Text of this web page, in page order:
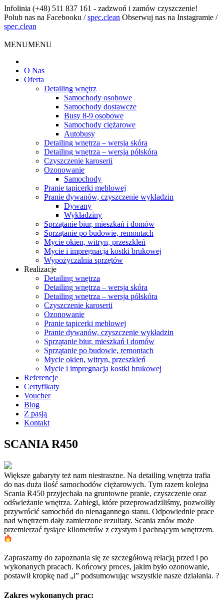
Infolinia (+48) 511 837 161 - zadzwoń i zamów czyszczenie!
Polub nas na Facebooku /spec.clean Obserwuj nas na Instagramie /
spec.clean
MENUMENU
O Nas
Oferta
Detailing wnętrz
Samochody osobowe
Samochody dostawcze
Busy 8-9 osobowe
Samochody ciężarowe
Autobusy
Detailing wnętrza – wersja skóra
Detailing wnętrza – wersja półskóra
Czyszczenie karoserii
Ozonowanie
Samochody
Pranie tapicerki meblowej
Pranie dywanów, czyszczenie wykładzin
Dywany
Wykładziny
Sprzątanie biur, mieszkań i domów
Sprzątanie po budowie, remontach
Mycie okien, witryn, przeszkleń
Mycie i impregnacja kostki brukowej
Wypożyczalnia sprzętów
Realizacje
Detailing wnętrza
Detailing wnętrza – wersja skóra
Detailing wnętrza – wersja półskóra
Czyszczenie karoserii
Ozonowanie
Pranie tapicerki meblowej
Pranie dywanów, czyszczenie wykładzin
Sprzątanie biur, mieszkań i domów
Sprzątanie po budowie, remontach
Mycie okien, witryn, przeszkleń
Mycie i impregnacja kostki brukowej
Referencje
Certyfikaty
Voucher
Blog
Z pasją
Kontakt
SCANIA R450
Większe gabaryty też nam niestraszne. Na detailing wnętrza trafia
do nas duża ilość samochodów ciężarowych. Tym razem kolejna
Scania R450 przyjechała na gruntowne pranie, czyszczenie oraz
odświeżanie wnętrza. Zabiegi, które przeprowadziliśmy, pozwoliły
przywrócić samochód do nienagannego stanu. Odpowiednie prace
nad wnętrzem dały zamierzone rezultaty. Scania znów może
przemierzać tysiące kilometrów z czystym i pachnącym wnętrzem.
Zapraszamy do zapoznania się ze szczegółową relacją przed i po
wykonanych pracach. Końcowy proces, jakim było ozonowanie,
postawił kropkę nad „i” podsumowując wszystkie nasze działania. ?
Zakres wykonanych prac: